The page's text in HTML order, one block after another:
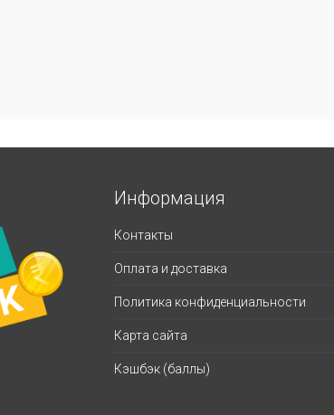
Информация
Контакты
Оплата и доставка
Политика конфиденциальности
Карта сайта
Кэшбэк (баллы)